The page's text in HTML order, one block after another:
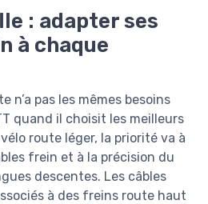
: adapter ses
à chaque
n’a pas les mêmes besoins
quand il choisit les meilleurs
route léger, la priorité va à
frein et à la précision du
descentes. Les câbles
à des freins route haut